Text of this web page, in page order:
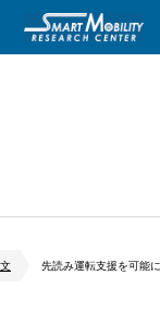
先読み運転支援を可能